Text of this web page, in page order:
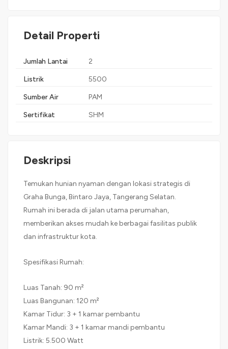
Detail Properti
Jumlah Lantai 2
Listrik 5500
Sumber Air PAM
Sertifikat SHM
Deskripsi
Temukan hunian nyaman dengan lokasi strategis di
Graha Bunga, Bintaro Jaya, Tangerang Selatan.
Rumah ini berada di jalan utama perumahan,
memberikan akses mudah ke berbagai fasilitas publik
dan infrastruktur kota.
Spesifikasi Rumah:
Luas Tanah: 90 m²
Luas Bangunan: 120 m²
Kamar Tidur: 3 + 1 kamar pembantu
Kamar Mandi: 3 + 1 kamar mandi pembantu
Listrik: 5.500 Watt